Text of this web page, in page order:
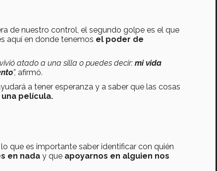
de nuestro control, el segundo golpe es el que
aquí en donde tenemos el poder de
atado a una silla o puedes decir: mi vida
”, afirmó.
a tener esperanza y a saber que las cosas
película.
que es importante saber identificar con quién
en nada y que apoyarnos en alguien nos